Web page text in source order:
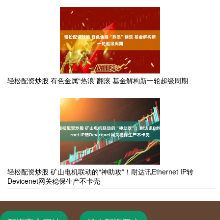
轻松配资炒股 有色金属“热浪”翻滚 基金解构新一轮超级周期
轻松配资炒股 矿山电机联动的“神助攻”！耐达讯Ethernet IP转
Devicenet网关稳保生产不卡壳